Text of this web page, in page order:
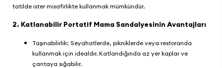
tatilde ister misafirlikte kullanmak mümkündür.
2. Katlanabilir Portatif Mama Sandalyesinin Avantajları
Taşınabilirlik: Seyahatlerde, pikniklerde veya restoranda
kullanmak için idealdir. Katlandığında az yer kaplar ve
çantaya sığabilir.